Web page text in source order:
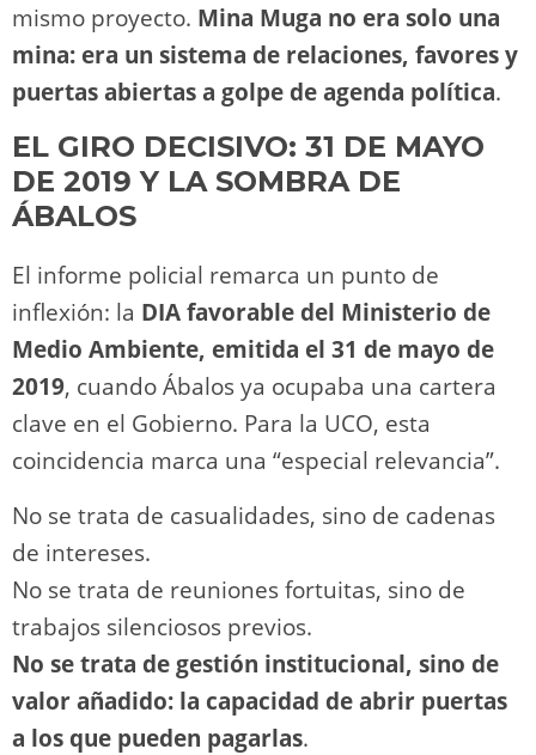
mismo proyecto. Mina Muga no era solo una
mina: era un sistema de relaciones, favores y
puertas abiertas a golpe de agenda política.
EL GIRO DECISIVO: 31 DE MAYO
DE 2019 Y LA SOMBRA DE
ÁBALOS
El informe policial remarca un punto de
inflexión: la DIA favorable del Ministerio de
Medio Ambiente, emitida el 31 de mayo de
2019, cuando Ábalos ya ocupaba una cartera
clave en el Gobierno. Para la UCO, esta
coincidencia marca una “especial relevancia”.
No se trata de casualidades, sino de cadenas
de intereses.
No se trata de reuniones fortuitas, sino de
trabajos silenciosos previos.
No se trata de gestión institucional, sino de
valor añadido: la capacidad de abrir puertas
a los que pueden pagarlas.